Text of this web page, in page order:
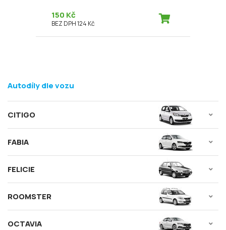
150 Kč
BEZ DPH 124 Kč
Autodíly dle vozu
CITIGO
FABIA
FELICIE
ROOMSTER
OCTAVIA